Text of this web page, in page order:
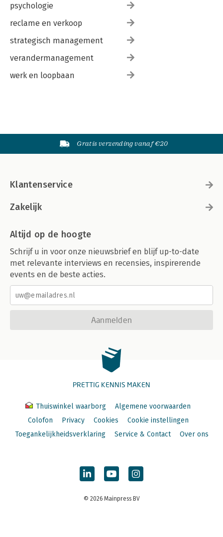
psychologie
reclame en verkoop
strategisch management
verandermanagement
werk en loopbaan
Gratis verzending vanaf €20
Klantenservice
Zakelijk
Altijd op de hoogte
Schrijf u in voor onze nieuwsbrief en blijf up-to-date
met relevante interviews en recensies, inspirerende
events en de beste acties.
Aanmelden
PRETTIG KENNIS MAKEN
Thuiswinkel waarborg
Algemene voorwaarden
Colofon
Privacy Cookies
Cookie instellingen
Toegankelijkheidsverklaring
Service & Contact Over ons
© 2026 Mainpress BV